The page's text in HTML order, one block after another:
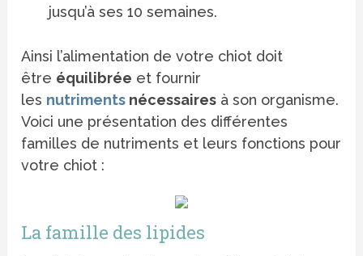
jusqu’à ses 10 semaines.
Ainsi l’alimentation de votre chiot doit
être équilibrée et fournir
les nutriments nécessaires à son organisme.
Voici une présentation des différentes
familles de nutriments et leurs fonctions pour
votre chiot :
La famille des lipides